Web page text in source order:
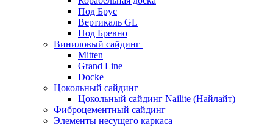
Под Брус
Вертикаль GL
Под Бревно
Виниловый сайдинг
Mitten
Grand Line
Docke
Цокольный сайдинг
Цокольный сайдинг Nailite (Найлайт)
Фиброцементный сайдинг
Элементы несущего каркаса